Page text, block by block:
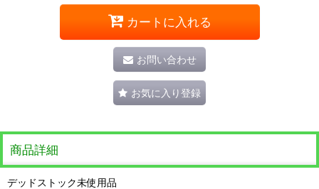
カートに入れる
お問い合わせ
お気に入り登録
商品詳細
デッドストック未使用品